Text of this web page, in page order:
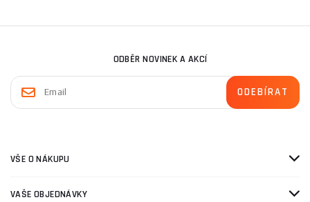
ODBĚR NOVINEK A AKCÍ
VŠE O NÁKUPU
VAŠE OBJEDNÁVKY